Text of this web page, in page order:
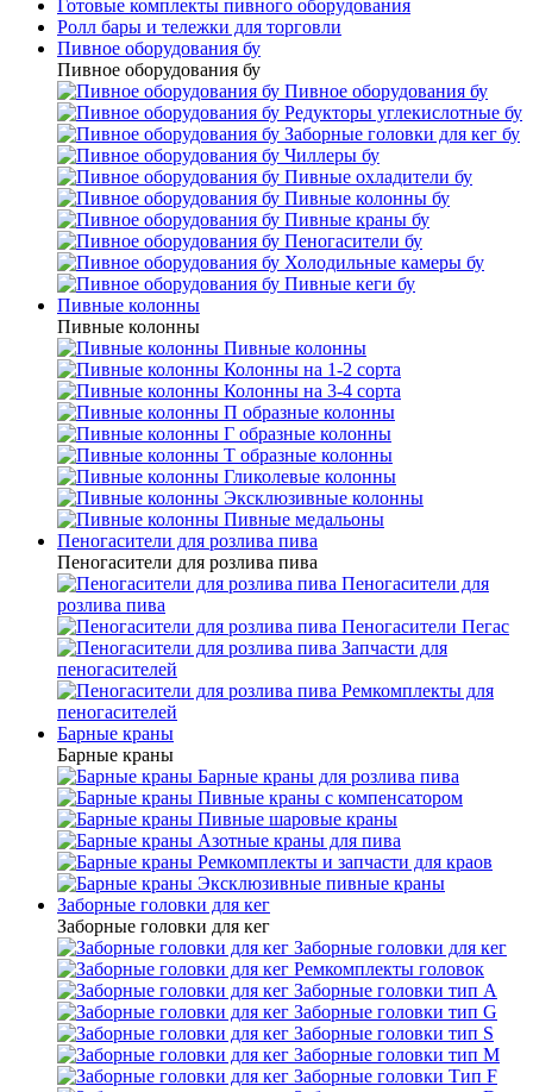
Готовые комплекты пивного оборудования
Ролл бары и тележки для торговли
Пивное оборудования бу
Пивное оборудования бу
Пивное оборудования бу
Редукторы углекислотные бу
Заборные головки для кег бу
Чиллеры бу
Пивные охладители бу
Пивные колонны бу
Пивные краны бу
Пеногасители бу
Холодильные камеры бу
Пивные кеги бу
Пивные колонны
Пивные колонны
Пивные колонны
Колонны на 1-2 сорта
Колонны на 3-4 сорта
П образные колонны
Г образные колонны
Т образные колонны
Гликолевые колонны
Эксклюзивные колонны
Пивные медальоны
Пеногасители для розлива пива
Пеногасители для розлива пива
Пеногасители для
розлива пива
Пеногасители Пегас
Запчасти для
пеногасителей
Ремкомплекты для
пеногасителей
Барные краны
Барные краны
Барные краны для розлива пива
Пивные краны с компенсатором
Пивные шаровые краны
Азотные краны для пива
Ремкомплекты и запчасти для краов
Эксклюзивные пивные краны
Заборные головки для кег
Заборные головки для кег
Заборные головки для кег
Ремкомплекты головок
Заборные головки тип А
Заборные головки тип G
Заборные головки тип S
Заборные головки тип М
Заборные головки Тип F